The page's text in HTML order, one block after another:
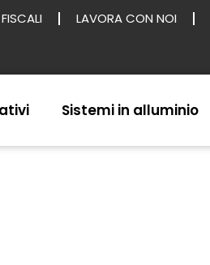
LAVORA CON NOI
Sistemi in alluminio